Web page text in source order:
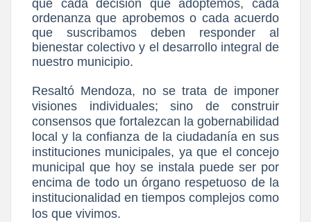
que cada decisión que adoptemos, cada
ordenanza que aprobemos o cada acuerdo
que suscribamos deben responder al
bienestar colectivo y el desarrollo integral de
nuestro municipio.
Resaltó Mendoza, no se trata de imponer
visiones individuales; sino de construir
consensos que fortalezcan la gobernabilidad
local y la confianza de la ciudadanía en sus
instituciones municipales, ya que el concejo
municipal que hoy se instala puede ser por
encima de todo un órgano respetuoso de la
institucionalidad en tiempos complejos como
los que vivimos.